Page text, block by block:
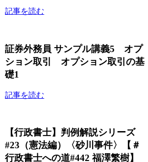
記事を読む
証券外務員 サンプル講義5 オプ
ション取引 オプション取引の基
礎1
記事を読む
【行政書士】判例解説シリーズ
#23（憲法編）〈砂川事件〉【＃
行政書士への道#442 福澤繁樹】